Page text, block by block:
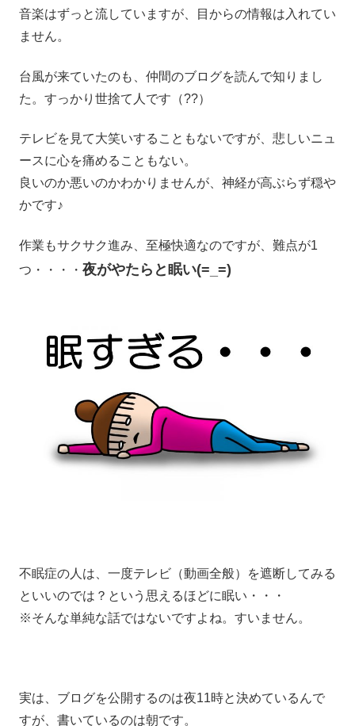
音楽はずっと流していますが、目からの情報は入れてい
ません。
台風が来ていたのも、仲間のブログを読んで知りまし
た。すっかり世捨て人です（??）
テレビを見て大笑いすることもないですが、悲しいニュ
ースに心を痛めることもない。
良いのか悪いのかわかりませんが、神経が高ぶらず穏や
かです♪
作業もサクサク進み、至極快適なのですが、難点が1
つ・・・・ 夜がやたらと眠い(=_=)
不眠症の人は、一度テレビ（動画全般）を遮断してみる
といいのでは？という思えるほどに眠い・・・
※そんな単純な話ではないですよね。すいません。
実は、ブログを公開するのは夜11時と決めているんで
すが、書いているのは朝です。